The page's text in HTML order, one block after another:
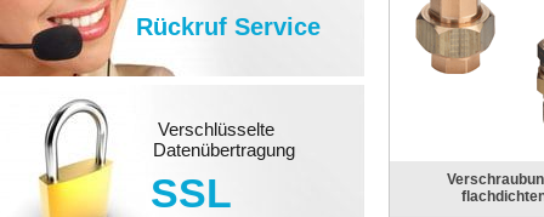
Rückruf Service
Verschlüsselte
Datenübertragung
SSL